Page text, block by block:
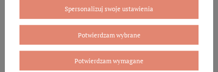
Spersonalizuj swoje ustawienia
Potwierdzam wybrane
Potwierdzam wymagane